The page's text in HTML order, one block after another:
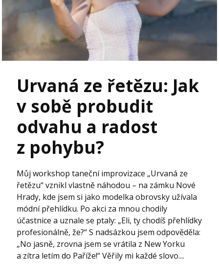
Urvaná ze řetězu: Jak
v sobě probudit
odvahu a radost
z pohybu?
Můj workshop taneční improvizace „Urvaná ze
řetězu“ vznikl vlastně náhodou – na zámku Nové
Hrady, kde jsem si jako modelka obrovsky užívala
módní přehlídku. Po akci za mnou chodily
účastnice a uznale se ptaly: „Eli, ty chodíš přehlídky
profesionálně, že?“ S nadsázkou jsem odpověděla:
„No jasně, zrovna jsem se vrátila z New Yorku
a zítra letím do Paříže!“ Věřily mi každé slovo....